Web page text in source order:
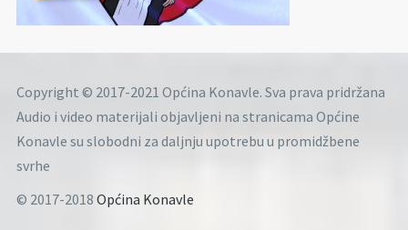
Copyright © 2017-2021 Općina Konavle. Sva prava pridržana
Audio i video materijali objavljeni na stranicama Općine
Konavle su slobodni za daljnju upotrebu u promidžbene
svrhe
© 2017-2018 Općina Konavle